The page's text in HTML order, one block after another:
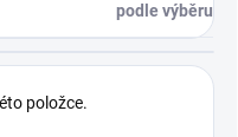
podle výběru
položce.